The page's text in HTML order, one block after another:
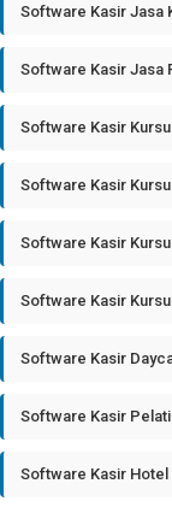
Software Kasir Jasa
Software Kasir Jasa
Software Kasir
Software Kasir
Software Kasir
Software Kasir
Software Kasir
Software Kasir
Software Kasir Hotel